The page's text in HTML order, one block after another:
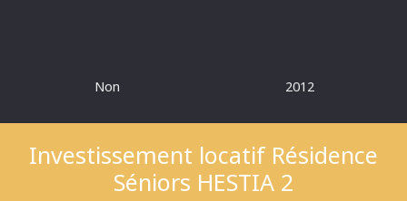
Non
2012
Investissement locatif Résidence
Séniors HESTIA 2